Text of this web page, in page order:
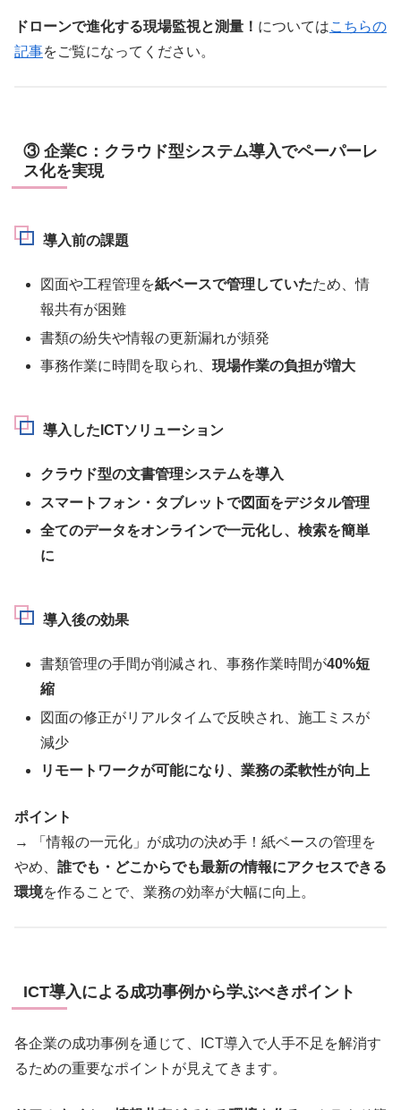
ドローンで進化する現場監視と測量！ についてはこちらの
記事をご覧になってください。
③ 企業C：クラウド型システム導入でペーパーレ
ス化を実現
導入前の課題
図面や工程管理を紙ベースで管理していたため、情
報共有が困難
書類の紛失や情報の更新漏れが頻発
事務作業に時間を取られ、現場作業の負担が増大
導入したICTソリューション
クラウド型の文書管理システムを導入
スマートフォン・タブレットで図面をデジタル管理
全てのデータをオンラインで一元化し、検索を簡単
に
導入後の効果
書類管理の手間が削減され、事務作業時間が40%短
縮
図面の修正がリアルタイムで反映され、施工ミスが
減少
リモートワークが可能になり、業務の柔軟性が向上
ポイント
→ 「情報の一元化」が成功の決め手！紙ベースの管理を
やめ、 誰でも・どこからでも最新の情報にアクセスできる
環境を作ることで、業務の効率が大幅に向上。
ICT導入による成功事例から学ぶべきポイント
各企業の成功事例を通じて、ICT導入で人手不足を解消す
るための重要なポイントが見えてきます。